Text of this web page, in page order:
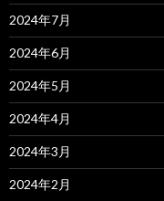
2024年7月
2024年6月
2024年5月
2024年4月
2024年3月
2024年2月